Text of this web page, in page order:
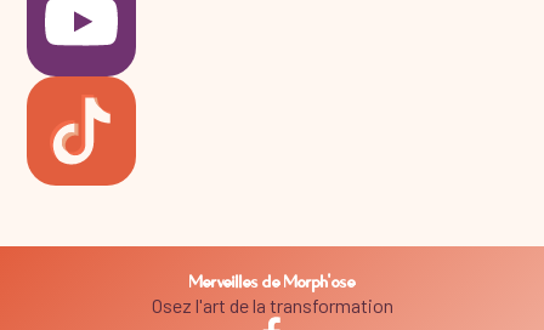
Merveilles de Morph'ose
Osez l'art de la transformation